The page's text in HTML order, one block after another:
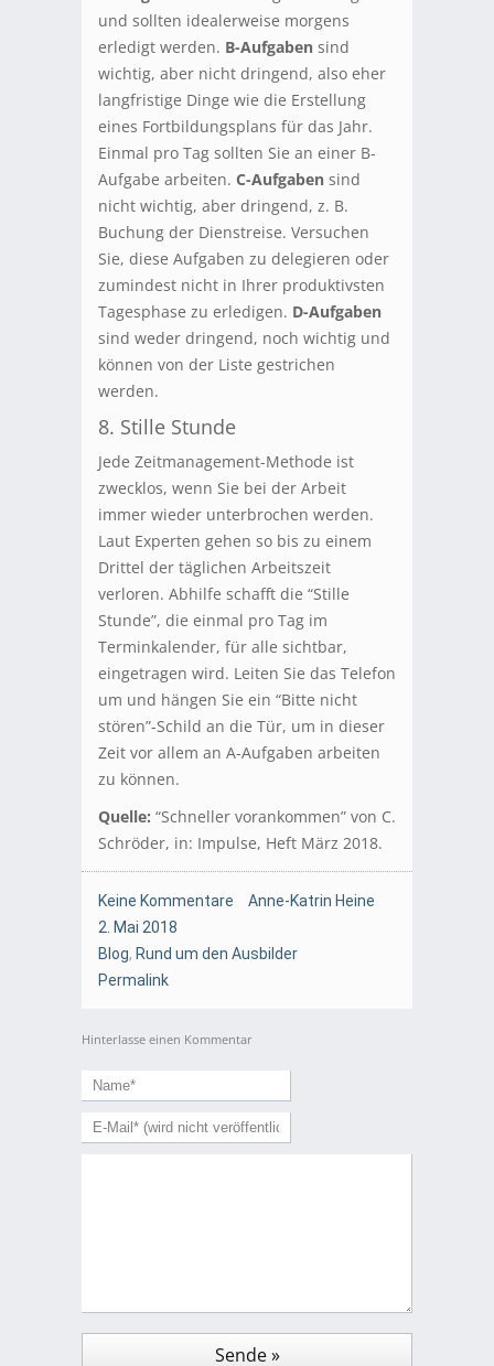
und sollten idealerweise morgens
erledigt werden. B-Aufgaben sind
wichtig, aber nicht dringend, also eher
langfristige Dinge wie die Erstellung
eines Fortbildungsplans für das Jahr.
Einmal pro Tag sollten Sie an einer B-
Aufgabe arbeiten. C-Aufgaben sind
nicht wichtig, aber dringend, z. B.
Buchung der Dienstreise. Versuchen
Sie, diese Aufgaben zu delegieren oder
zumindest nicht in Ihrer produktivsten
Tagesphase zu erledigen. D-Aufgaben
sind weder dringend, noch wichtig und
können von der Liste gestrichen
werden.
8. Stille Stunde
Jede Zeitmanagement-Methode ist
zwecklos, wenn Sie bei der Arbeit
immer wieder unterbrochen werden.
Laut Experten gehen so bis zu einem
Drittel der täglichen Arbeitszeit
verloren. Abhilfe schafft die “Stille
Stunde”, die einmal pro Tag im
Terminkalender, für alle sichtbar,
eingetragen wird. Leiten Sie das Telefon
um und hängen Sie ein “Bitte nicht
stören”-Schild an die Tür, um in dieser
Zeit vor allem an A-Aufgaben arbeiten
zu können.
Quelle: “Schneller vorankommen” von C.
Schröder, in: Impulse, Heft März 2018.
Keine Kommentare
Anne-Katrin Heine
2. Mai 2018
Blog, Rund um den Ausbilder
Permalink
Hinterlasse einen Kommentar